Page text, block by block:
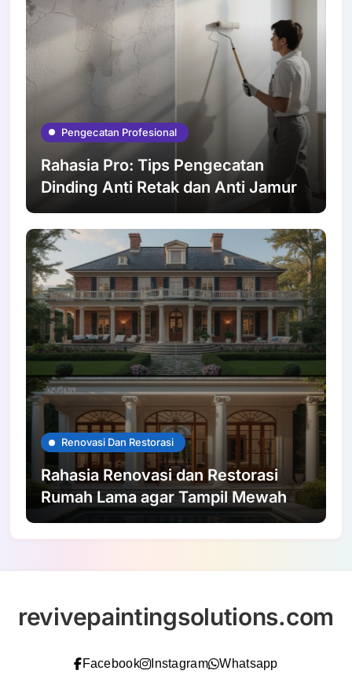
Pengecatan Profesional
Rahasia Pro: Tips Pengecatan
Dinding Anti Retak dan Anti Jamur
Renovasi Dan Restorasi
Rahasia Renovasi dan Restorasi
Rumah Lama agar Tampil Mewah
revivepaintingsolutions.com
Facebook Instagram Whatsapp